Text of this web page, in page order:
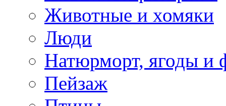
Животные и хомяки
Люди
Натюрморт, ягоды и
Пейзаж